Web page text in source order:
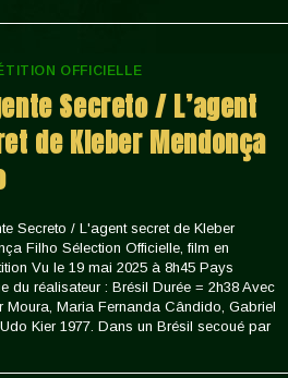
OFFICIELLE
Secreto / L’agent
de Kleber Mendonça
Secreto / L'agent secret de Kleber
Filho Sélection Officielle, film en
Vu le 19 mai 2025 à 8h45 Pays
du réalisateur : Brésil Durée = 2h38 Avec
Moura, Maria Fernanda Cândido, Gabriel
Kier 1977. Dans un Brésil secoué par